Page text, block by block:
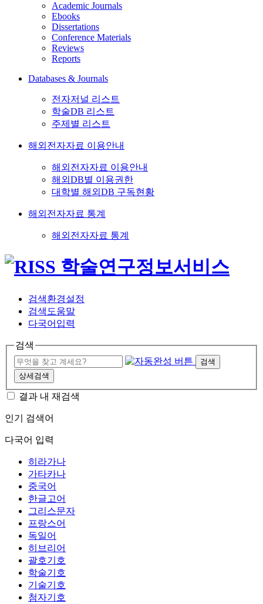
Academic Journals
Ebooks
Dissertations
Conference Materials
Reviews
Reports
Databases & Journals
전자저널 리스트
학술DB 리스트
주제별 리스트
해외전자자료 이용안내
해외전자자료 이용안내
해외DB별 이용권한
대학별 해외DB 구독현황
해외전자자료 통계
해외전자자료 통계
검색환경설정
검색도움말
다국어입력
검색
검색
상세검색
결과 내 재검색
인기 검색어
다국어 입력
히라가나
가타카나
중국어
한글고어
그리스문자
프랑스어
독일어
히브리어
괄호기호
학술기호
기술기호
첨자기호